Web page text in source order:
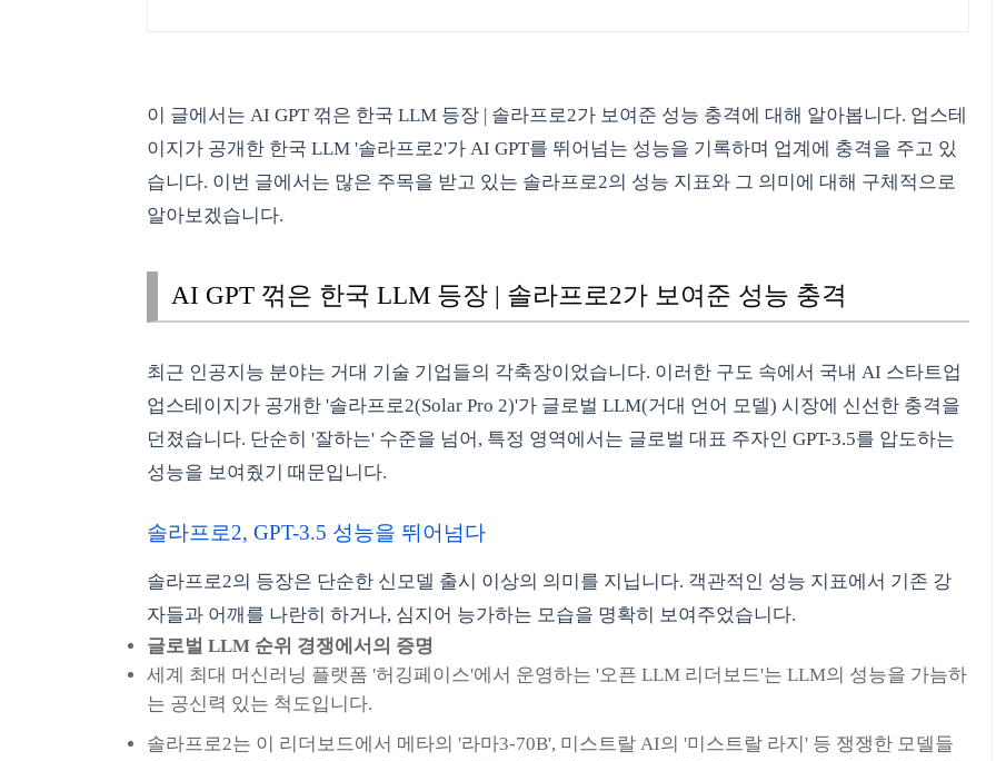
이 글에서는 AI GPT 꺾은 한국 LLM 등장 | 솔라프로2가 보여준 성능 충격에 대해 알아봅니다. 업스테
이지가 공개한 한국 LLM '솔라프로2'가 AI GPT를 뛰어넘는 성능을 기록하며 업계에 충격을 주고 있
습니다. 이번 글에서는 많은 주목을 받고 있는 솔라프로2의 성능 지표와 그 의미에 대해 구체적으로
알아보겠습니다.
AI GPT 꺾은 한국 LLM 등장 | 솔라프로2가 보여준 성능 충격
최근 인공지능 분야는 거대 기술 기업들의 각축장이었습니다. 이러한 구도 속에서 국내 AI 스타트업
업스테이지가 공개한 '솔라프로2(Solar Pro 2)'가 글로벌 LLM(거대 언어 모델) 시장에 신선한 충격을
던졌습니다. 단순히 '잘하는' 수준을 넘어, 특정 영역에서는 글로벌 대표 주자인 GPT-3.5를 압도하는
성능을 보여줬기 때문입니다.
솔라프로2, GPT-3.5 성능을 뛰어넘다
솔라프로2의 등장은 단순한 신모델 출시 이상의 의미를 지닙니다. 객관적인 성능 지표에서 기존 강
자들과 어깨를 나란히 하거나, 심지어 능가하는 모습을 명확히 보여주었습니다.
글로벌 LLM 순위 경쟁에서의 증명
세계 최대 머신러닝 플랫폼 '허깅페이스'에서 운영하는 '오픈 LLM 리더보드'는 LLM의 성능을 가늠하
는 공신력 있는 척도입니다.
솔라프로2는 이 리더보드에서 메타의 '라마3-70B', 미스트랄 AI의 '미스트랄 라지' 등 쟁쟁한 모델들